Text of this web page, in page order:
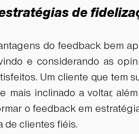
de
do feedback bem
e considerando as
Um cliente que tem
inclinado a voltar,
o feedback em
de clientes fiéis.